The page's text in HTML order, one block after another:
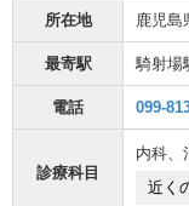
所在地 鹿児島
最寄駅 騎射場
電話 099-
診療科目
内科、
近く